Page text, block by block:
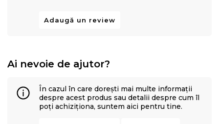
Adaugă un review
Ai nevoie de ajutor?
În cazul în care dorești mai multe informații
despre acest produs sau detalii despre cum îl
poți achiziționa, suntem aici pentru tine.